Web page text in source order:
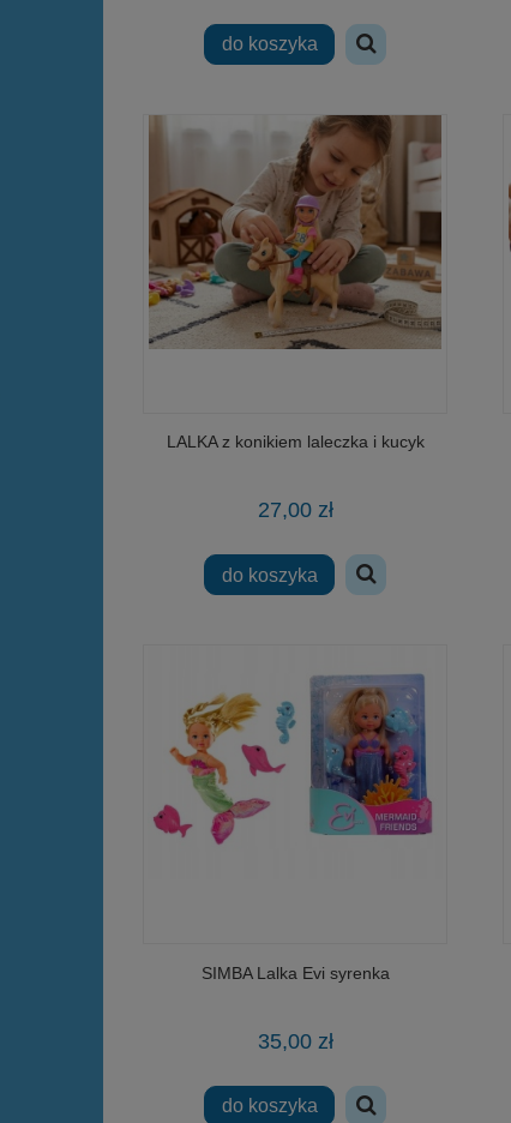
do koszyka
LALKA z konikiem laleczka i kucyk
27,00 zł
do koszyka
SIMBA Lalka Evi syrenka
35,00 zł
do koszyka